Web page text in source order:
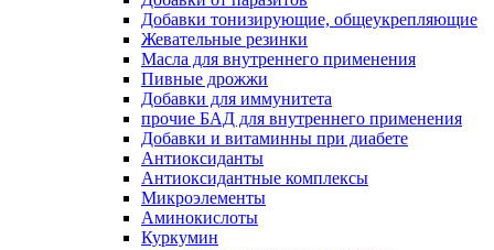
Добавки тонизирующие, общеукрепляющие
Жевательные резинки
Масла для внутреннего применения
Пивные дрожжи
Добавки для иммунитета
прочие БАД для внутреннего применения
Добавки и витаминны при диабете
Антиоксиданты
Антиоксидантные комплексы
Микроэлементы
Аминокислоты
Куркумин